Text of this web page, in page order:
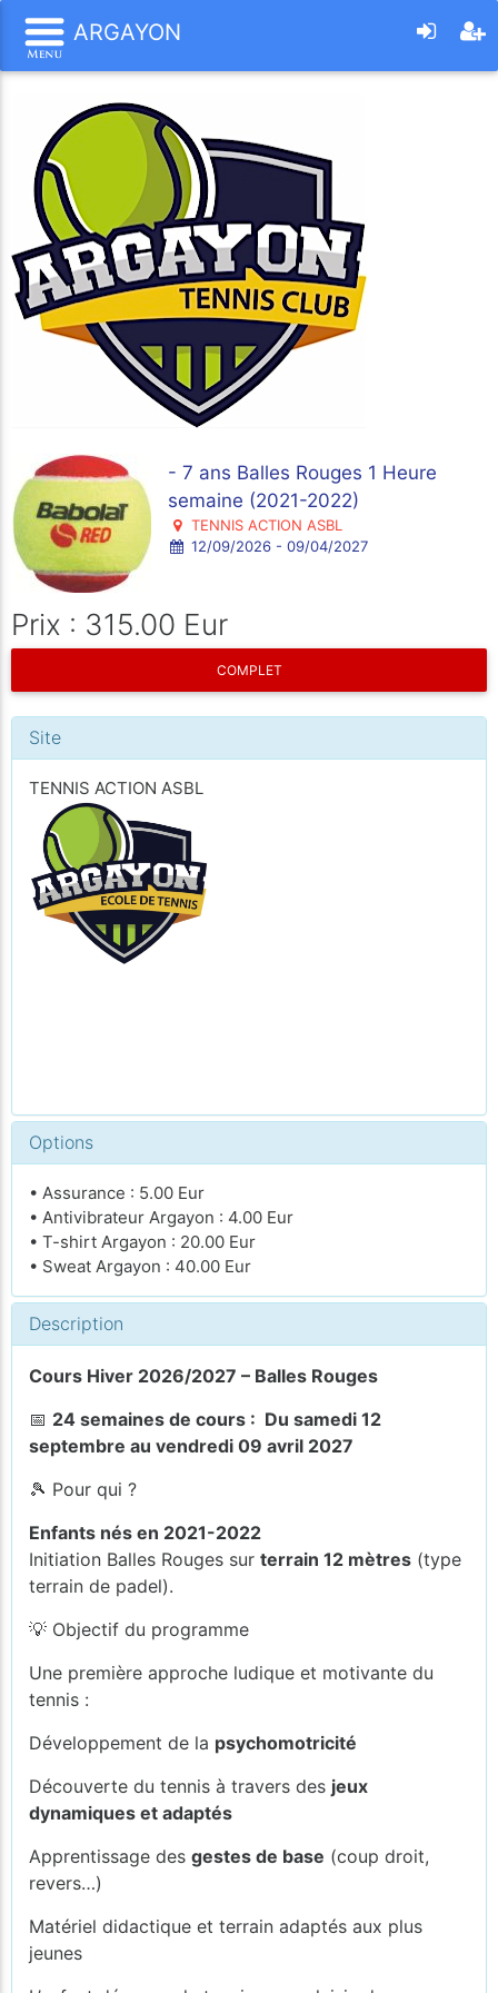
ARGAYON
- 7 ans Balles Rouges 1 Heure
semaine (2021-2022)
TENNIS ACTION ASBL
12/09/2026 - 09/04/2027
Prix : 315.00 Eur
COMPLET
Site
TENNIS ACTION ASBL
Options
• Assurance : 5.00 Eur
• Antivibrateur Argayon : 4.00 Eur
• T-shirt Argayon : 20.00 Eur
• Sweat Argayon : 40.00 Eur
Description
Cours Hiver 2026/2027 – Balles Rouges
📅 24 semaines de cours : Du samedi 12
septembre au vendredi 09 avril 2027
🎾 Pour qui ?
Enfants nés en 2021-2022
Initiation Balles Rouges sur terrain 12 mètres (type
terrain de padel).
💡 Objectif du programme
Une première approche ludique et motivante du
tennis :
Développement de la psychomotricité
Découverte du tennis à travers des jeux
dynamiques et adaptés
Apprentissage des gestes de base (coup droit,
revers…)
Matériel didactique et terrain adaptés aux plus
jeunes